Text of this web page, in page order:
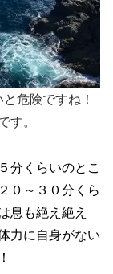
危険ですね！
す。
分くらいのとこ
０～３０分くら
息も絶え絶え
力に自身がない